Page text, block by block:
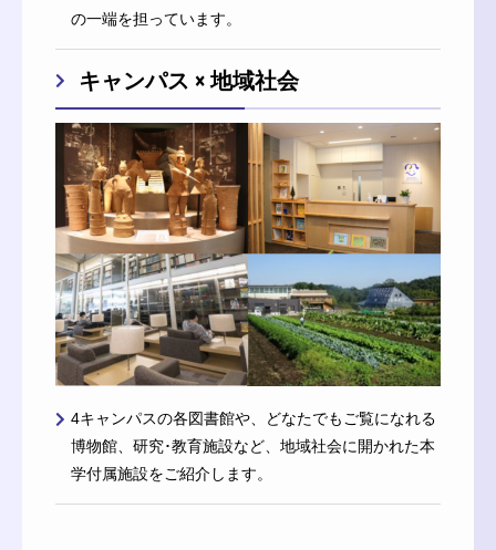
の一端を担っています。
キャンパス × 地域社会
4キャンパスの各図書館や、どなたでもご覧になれる
博物館、研究･教育施設など、地域社会に開かれた本
学付属施設をご紹介します。